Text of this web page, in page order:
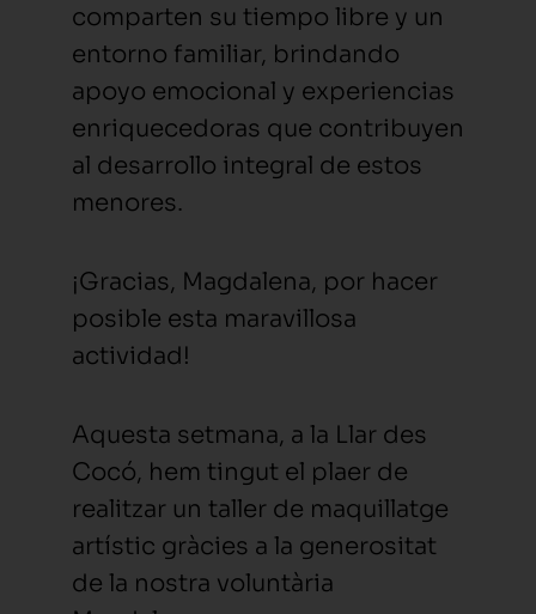
comparten su tiempo libre y un
entorno familiar, brindando
apoyo emocional y experiencias
enriquecedoras que contribuyen
al desarrollo integral de estos
menores.
¡Gracias, Magdalena, por hacer
posible esta maravillosa
actividad!
Aquesta setmana, a la Llar des
Cocó, hem tingut el plaer de
realitzar un taller de maquillatge
artístic gràcies a la generositat
de la nostra voluntària